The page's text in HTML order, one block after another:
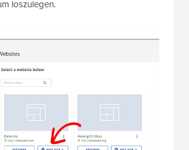
loszulegen.